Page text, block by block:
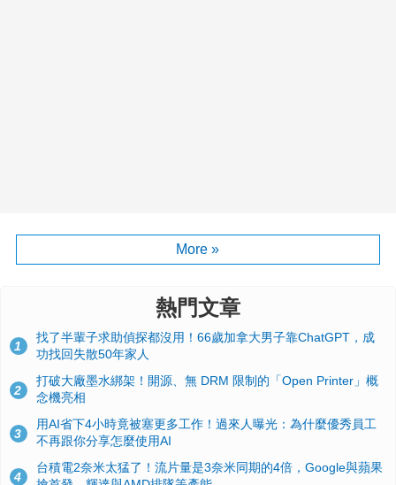
More »
熱門文章
1
找了半輩子求助偵探都沒用！66歲加拿大男子靠ChatGPT，成
功找回失散50年家人
2
打破大廠墨水綁架！開源、無 DRM 限制的「Open Printer」概
念機亮相
3
用AI省下4小時竟被塞更多工作！過來人曝光：為什麼優秀員工
不再跟你分享怎麼使用AI
4
台積電2奈米太猛了！流片量是3奈米同期的4倍，Google與蘋果